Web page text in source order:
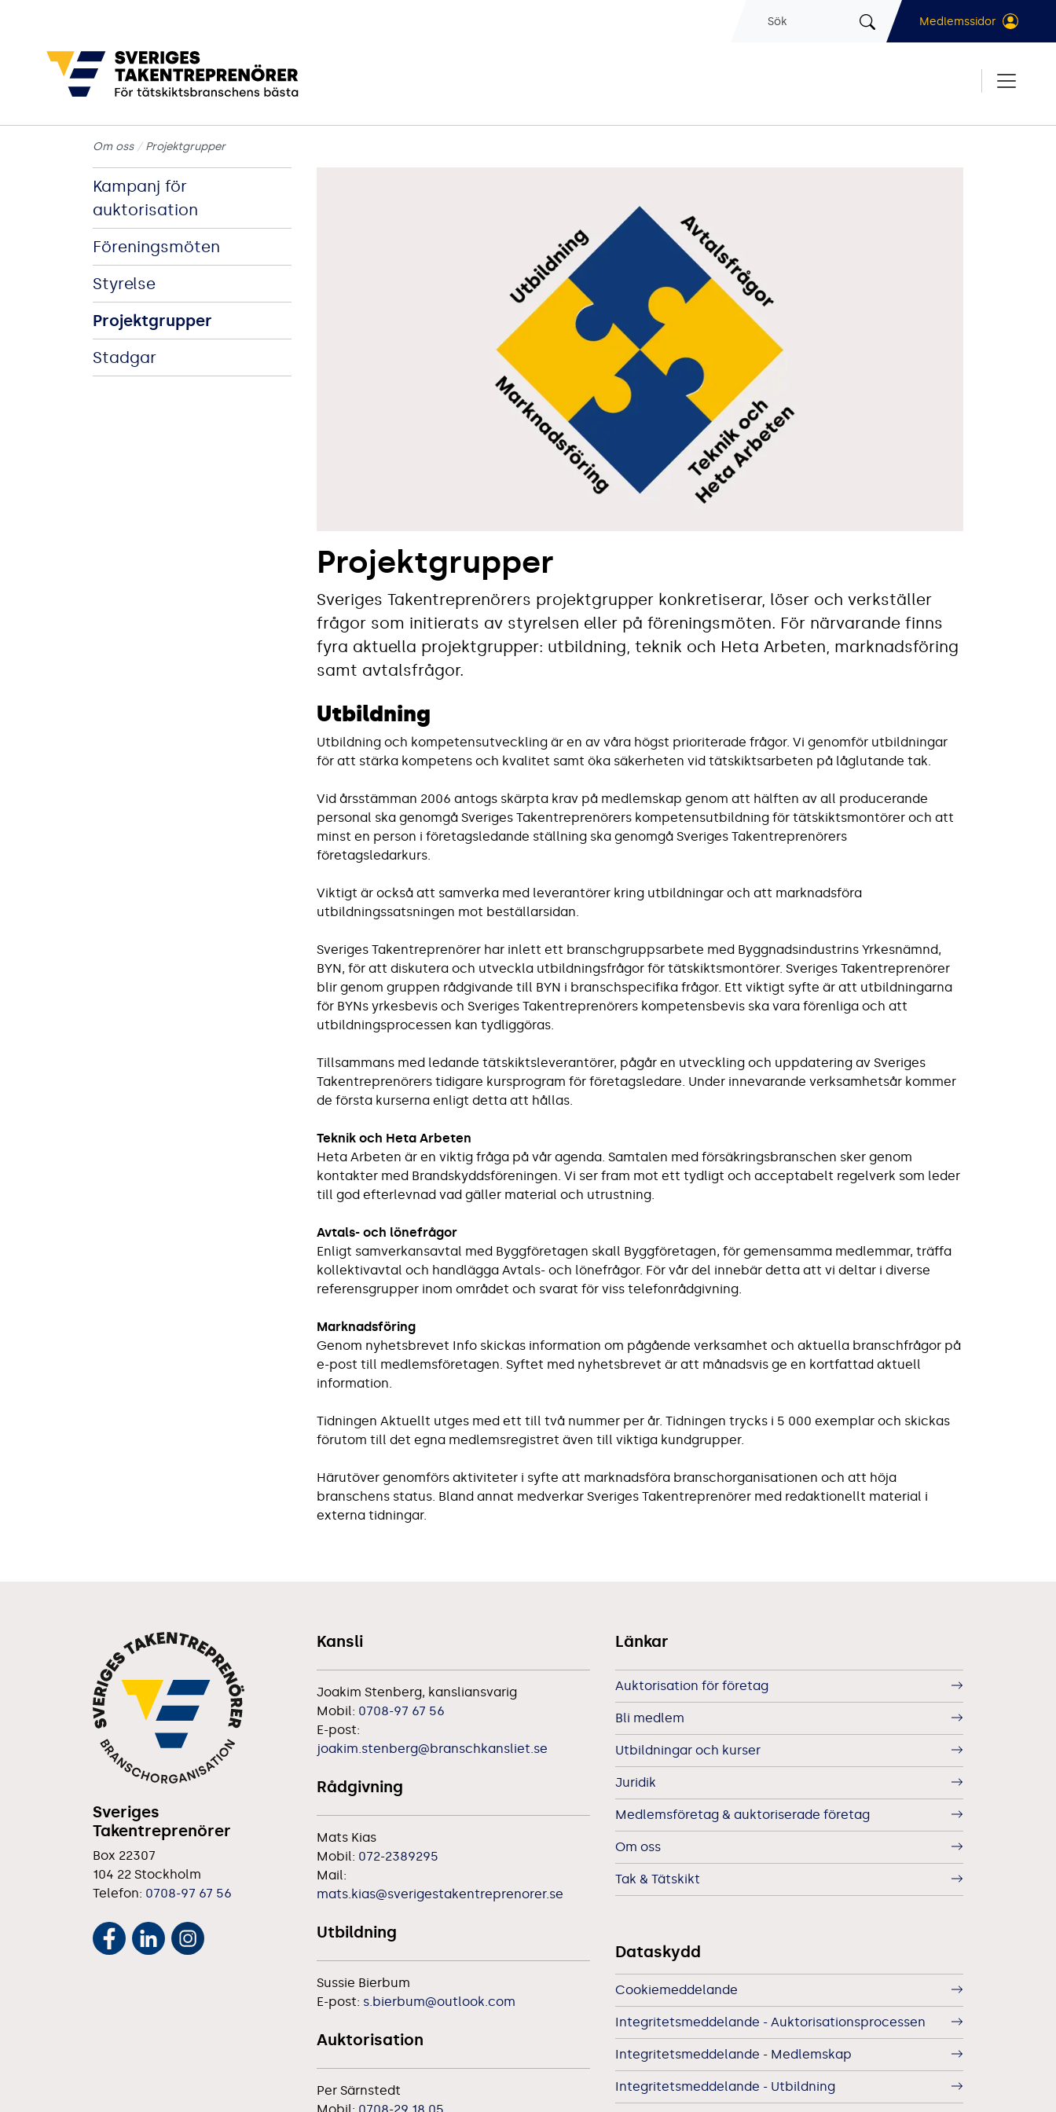
Sök Medlemssidor
Om oss Projektgrupper
Kampanj för
auktorisation
Föreningsmöten
Styrelse
Projektgrupper
Stadgar
Projektgrupper
Sveriges Takentreprenörers projektgrupper konkretiserar, löser och verkställer
frågor som initierats av styrelsen eller på föreningsmöten. För närvarande finns
fyra aktuella projektgrupper: utbildning, teknik och Heta Arbeten, marknadsföring
samt avtalsfrågor.
Utbildning
Utbildning och kompetensutveckling är en av våra högst prioriterade frågor. Vi genomför utbildningar
för att stärka kompetens och kvalitet samt öka säkerheten vid tätskiktsarbeten på låglutande tak.
Vid årsstämman 2006 antogs skärpta krav på medlemskap genom att hälften av all producerande
personal ska genomgå Sveriges Takentreprenörers kompetensutbildning för tätskiktsmontörer och att
minst en person i företagsledande ställning ska genomgå Sveriges Takentreprenörers
företagsledarkurs.
Viktigt är också att samverka med leverantörer kring utbildningar och att marknadsföra
utbildningssatsningen mot beställarsidan.
Sveriges Takentreprenörer har inlett ett branschgruppsarbete med Byggnadsindustrins Yrkesnämnd,
BYN, för att diskutera och utveckla utbildningsfrågor för tätskiktsmontörer. Sveriges Takentreprenörer
blir genom gruppen rådgivande till BYN i branschspecifika frågor. Ett viktigt syfte är att utbildningarna
för BYNs yrkesbevis och Sveriges Takentreprenörers kompetensbevis ska vara förenliga och att
utbildningsprocessen kan tydliggöras.
Tillsammans med ledande tätskiktsleverantörer, pågår en utveckling och uppdatering av Sveriges
Takentreprenörers tidigare kursprogram för företagsledare. Under innevarande verksamhetsår kommer
de första kurserna enligt detta att hållas.
Teknik och Heta Arbeten
Heta Arbeten är en viktig fråga på vår agenda. Samtalen med försäkringsbranschen sker genom
kontakter med Brandskyddsföreningen. Vi ser fram mot ett tydligt och acceptabelt regelverk som leder
till god efterlevnad vad gäller material och utrustning.
Avtals- och lönefrågor
Enligt samverkansavtal med Byggföretagen skall Byggföretagen, för gemensamma medlemmar, träffa
kollektivavtal och handlägga Avtals- och lönefrågor. För vår del innebär detta att vi deltar i diverse
referensgrupper inom området och svarat för viss telefonrådgivning.
Marknadsföring
Genom nyhetsbrevet Info skickas information om pågående verksamhet och aktuella branschfrågor på
e-post till medlemsföretagen. Syftet med nyhetsbrevet är att månadsvis ge en kortfattad aktuell
information.
Tidningen Aktuellt utges med ett till två nummer per år. Tidningen trycks i 5 000 exemplar och skickas
förutom till det egna medlemsregistret även till viktiga kundgrupper.
Härutöver genomförs aktiviteter i syfte att marknadsföra branschorganisationen och att höja
branschens status. Bland annat medverkar Sveriges Takentreprenörer med redaktionellt material i
externa tidningar.
Sveriges
Takentreprenörer
Box 22307
104 22 Stockholm
Telefon: 0708-97 67 56
Kansli
Joakim Stenberg, kansliansvarig
Mobil: 0708-97 67 56
E-post:
joakim.stenberg@branschkansliet.se
Rådgivning
Mats Kias
Mobil: 072-2389295
Mail:
mats.kias@sverigestakentreprenorer.se
Utbildning
Sussie Bierbum
E-post: s.bierbum@outlook.com
Auktorisation
Per Särnstedt
Mobil: 0708-29 18 05
Länkar
Auktorisation för företag
Bli medlem
Utbildningar och kurser
Juridik
Medlemsföretag & auktoriserade företag
Om oss
Tak & Tätskikt
Dataskydd
Cookiemeddelande
Integritetsmeddelande - Auktorisationsprocessen
Integritetsmeddelande - Medlemskap
Integritetsmeddelande - Utbildning